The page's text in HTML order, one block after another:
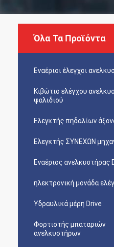
Όλα Τα Προϊόντα
Εναέριοι έλεγχοι
Κιβώτιο ελέγχου
ψαλιδιού
Ελεγκτής πηδαλίων
Ελεγκτής ΣΥΝΕΧΩΝ
Εναέριος ανελκυστήρας
ηλεκτρονική μονάδα
Υδραυλικά μέρη Drive
Φορτιστής μπαταριών
ανελκυστήρων